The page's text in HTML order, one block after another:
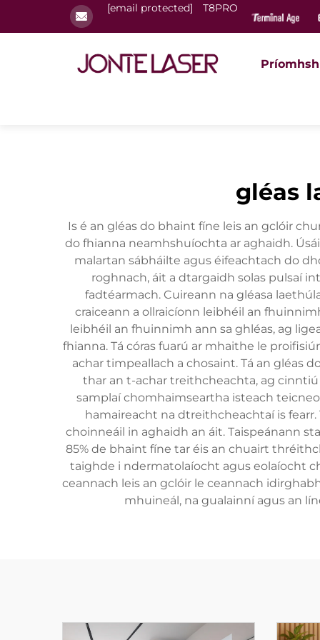
[email protected] T8PRO
gléas
Is é an gléas do bhaint fíne leis an gclóir
do fhianna neamhshuíochta ar aghaidh.
malartan sábháilte agus éifeachtach do
roghnach, áit a dtargaidh solas pulsaí
fadtéarmach. Cuireann na gléasa
craiceann a ollraicíonn leibhéil an
leibhéil an fhuinnimh ann sa ghléas, ag
fhianna. Tá córas fuarú ar mhaithe le
achar timpeallach a chosaint. Tá an gléas
thar an t-achar treithcheachta, ag
samplaí chomhaimseartha isteach
hamaireacht na dtreithcheachtaí is
choinneáil in aghaidh an áit. Taispeánann
85% de bhaint fíne tar éis an chuairt
taighde i ndermatolaíocht agus eolaíocht
ceannach leis an gclóir le ceannach
mhuineál, na gualainní agus an